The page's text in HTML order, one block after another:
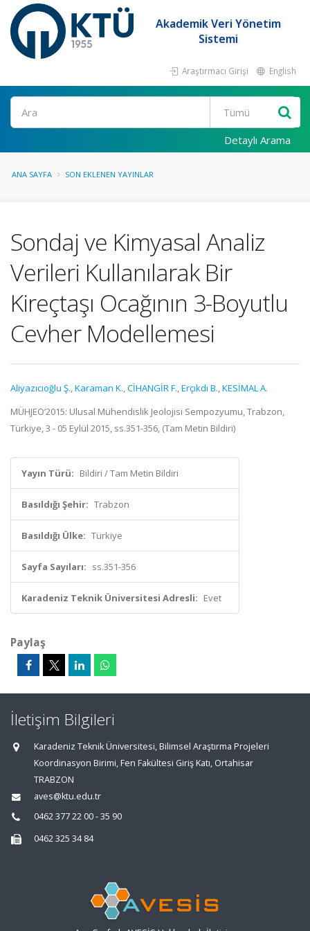
Akademik Veri Yönetim
Sistemi
Araştırmacı Girişi English
Ara
Detaylı Arama
ANA SAYFA SON EKLENEN YAYINLAR
Sondaj ve Kimyasal Analiz
Verileri Kullanılarak Bir
Kireçtaşı Ocağının 3-Boyutlu
Cevher Modellemesi
Aliyazıcıoğlu Ş.,Karaman K.,CİHANGİR F.,Erçıkdı B.,KESİMAL A.
MÜHJEO’2015: Ulusal Mühendislik Jeolojisi Sempozyumu, Trabzon,
Türkiye, 3 - 05 Eylül 2015, ss.351-356, (Tam Metin Bildiri)
Yayın Türü: Bildiri / Tam Metin Bildiri
Basıldığı Şehir: Trabzon
Basıldığı Ülke: Türkiye
Sayfa Sayıları: ss.351-356
Karadeniz Teknik Üniversitesi Adresli: Evet
Paylaş
İletişim Bilgileri
Karadeniz Teknik Üniversitesi, Bilimsel Araştırma Projeleri
Koordinasyon Birimi, Fen Fakültesi Giriş Katı, Ortahisar
TRABZON
aves@ktu.edu.tr
0462 377 22 00 - 35 90
0462 325 34 84